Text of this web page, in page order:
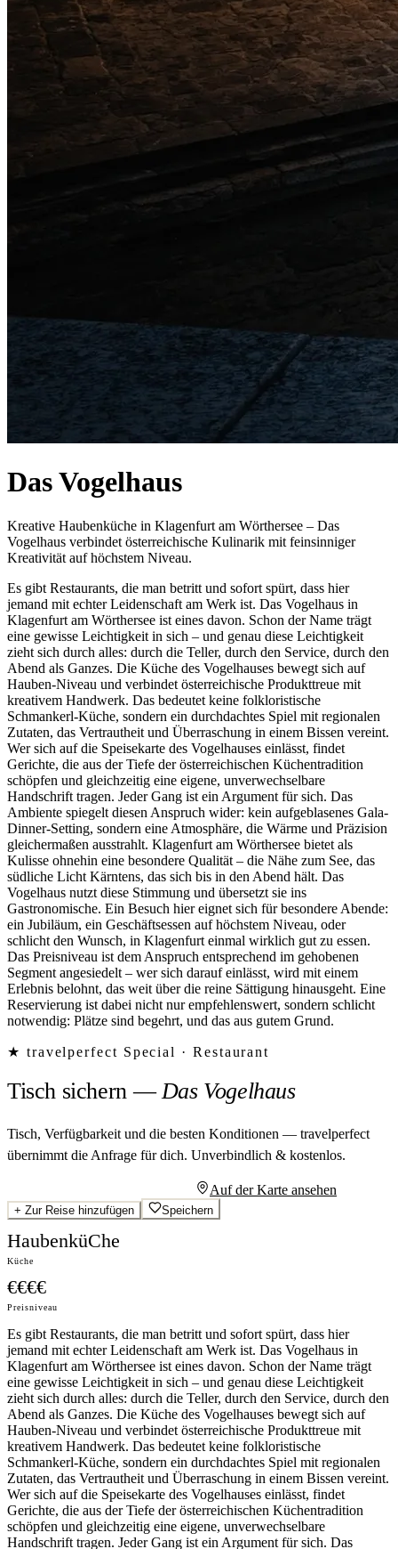
Das Vogelhaus
Kreative Haubenküche in Klagenfurt am Wörthersee – Das
Vogelhaus verbindet österreichische Kulinarik mit feinsinniger
Kreativität auf höchstem Niveau.
Es gibt Restaurants, die man betritt und sofort spürt, dass hier
jemand mit echter Leidenschaft am Werk ist. Das Vogelhaus in
Klagenfurt am Wörthersee ist eines davon. Schon der Name trägt
eine gewisse Leichtigkeit in sich – und genau diese Leichtigkeit
zieht sich durch alles: durch die Teller, durch den Service, durch den
Abend als Ganzes. Die Küche des Vogelhauses bewegt sich auf
Hauben-Niveau und verbindet österreichische Produkttreue mit
kreativem Handwerk. Das bedeutet keine folkloristische
Schmankerl-Küche, sondern ein durchdachtes Spiel mit regionalen
Zutaten, das Vertrautheit und Überraschung in einem Bissen vereint.
Wer sich auf die Speisekarte des Vogelhauses einlässt, findet
Gerichte, die aus der Tiefe der österreichischen Küchentradition
schöpfen und gleichzeitig eine eigene, unverwechselbare
Handschrift tragen. Jeder Gang ist ein Argument für sich. Das
Ambiente spiegelt diesen Anspruch wider: kein aufgeblasenes Gala-
Dinner-Setting, sondern eine Atmosphäre, die Wärme und Präzision
gleichermaßen ausstrahlt. Klagenfurt am Wörthersee bietet als
Kulisse ohnehin eine besondere Qualität – die Nähe zum See, das
südliche Licht Kärntens, das sich bis in den Abend hält. Das
Vogelhaus nutzt diese Stimmung und übersetzt sie ins
Gastronomische. Ein Besuch hier eignet sich für besondere Abende:
ein Jubiläum, ein Geschäftsessen auf höchstem Niveau, oder
schlicht den Wunsch, in Klagenfurt einmal wirklich gut zu essen.
Das Preisniveau ist dem Anspruch entsprechend im gehobenen
Segment angesiedelt – wer sich darauf einlässt, wird mit einem
Erlebnis belohnt, das weit über die reine Sättigung hinausgeht. Eine
Reservierung ist dabei nicht nur empfehlenswert, sondern schlicht
notwendig: Plätze sind begehrt, und das aus gutem Grund.
★ travelperfect Special · Restaurant
Tisch sichern—Das Vogelhaus
Tisch, Verfügbarkeit und die besten Konditionen — travelperfect
übernimmt die Anfrage für dich. Unverbindlich & kostenlos.
Auf der Karte ansehen
+ Zur Reise hinzufügen Speichern
HaubenküChe
Küche
€€€€
Preisniveau
Es gibt Restaurants, die man betritt und sofort spürt, dass hier
jemand mit echter Leidenschaft am Werk ist. Das Vogelhaus in
Klagenfurt am Wörthersee ist eines davon. Schon der Name trägt
eine gewisse Leichtigkeit in sich – und genau diese Leichtigkeit
zieht sich durch alles: durch die Teller, durch den Service, durch den
Abend als Ganzes. Die Küche des Vogelhauses bewegt sich auf
Hauben-Niveau und verbindet österreichische Produkttreue mit
kreativem Handwerk. Das bedeutet keine folkloristische
Schmankerl-Küche, sondern ein durchdachtes Spiel mit regionalen
Zutaten, das Vertrautheit und Überraschung in einem Bissen vereint.
Wer sich auf die Speisekarte des Vogelhauses einlässt, findet
Gerichte, die aus der Tiefe der österreichischen Küchentradition
schöpfen und gleichzeitig eine eigene, unverwechselbare
Handschrift tragen. Jeder Gang ist ein Argument für sich. Das